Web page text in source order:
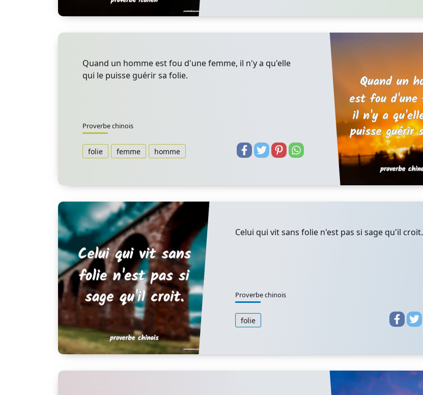
Quand un homme est fou d'une femme, il n'y a qu'elle
qui le puisse guérir sa folie.
Proverbe chinois
folie femme homme
Celui qui vit sans folie n'est pas si sage qu'il croit.
Proverbe chinois
folie